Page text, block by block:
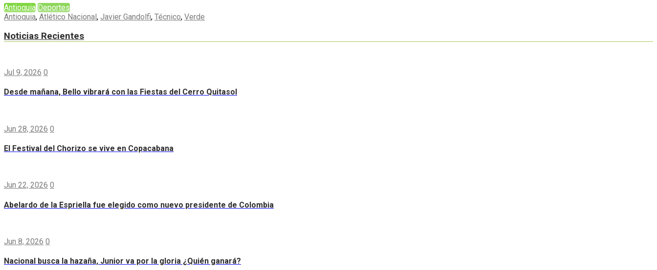
Antioquia Deportes
Antioquia, Atlético Nacional, Javier Gandolfi, Técnico, Verde
Noticias Recientes
Jul 9, 2026 0
Desde mañana, Bello vibrará con las Fiestas del Cerro Quitasol
Jun 28, 2026 0
El Festival del Chorizo se vive en Copacabana
Jun 22, 2026 0
Abelardo de la Espriella fue elegido como nuevo presidente de Colombia
Jun 8, 2026 0
Nacional busca la hazaña, Junior va por la gloria ¿Quién ganará?